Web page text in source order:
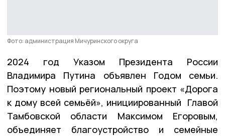
Фото: администрация Мичуринского округа
2024 год Указом Президента России
Владимира Путина объявлен Годом семьи.
Поэтому новый региональный проект «Дорога
к дому всей семьёй», инициированный Главой
Тамбовской области Максимом Егоровым,
объединяет благоустройство и семейные